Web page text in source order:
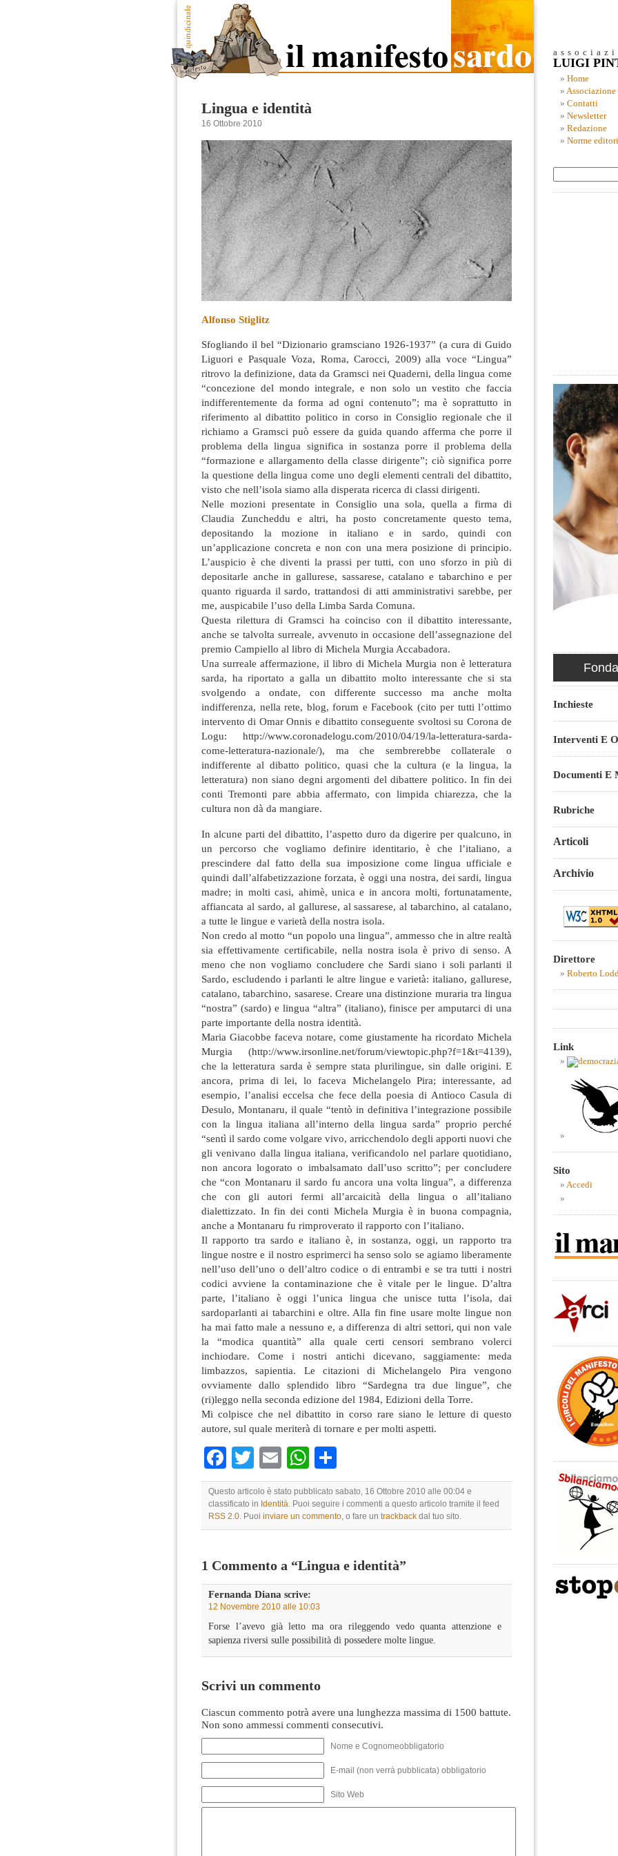
Lingua e identità
16 Ottobre 2010
Alfonso Stiglitz
Sfogliando il bel “Dizionario gramsciano 1926-1937” (a cura di Guido
Liguori e Pasquale Voza, Roma, Carocci, 2009) alla voce “Lingua”
ritrovo la definizione, data da Gramsci nei Quaderni, della lingua come
“concezione del mondo integrale, e non solo un vestito che faccia
indifferentemente da forma ad ogni contenuto”; ma è soprattutto in
riferimento al dibattito politico in corso in Consiglio regionale che il
richiamo a Gramsci può essere da guida quando afferma che porre il
problema della lingua significa in sostanza porre il problema della
“formazione e allargamento della classe dirigente”; ciò significa porre
la questione della lingua come uno degli elementi centrali del dibattito,
visto che nell’isola siamo alla disperata ricerca di classi dirigenti.
Nelle mozioni presentate in Consiglio una sola, quella a firma di
Claudia Zuncheddu e altri, ha posto concretamente questo tema,
depositando la mozione in italiano e in sardo, quindi con
un’applicazione concreta e non con una mera posizione di principio.
L’auspicio è che diventi la prassi per tutti, con uno sforzo in più di
depositarle anche in gallurese, sassarese, catalano e tabarchino e per
quanto riguarda il sardo, trattandosi di atti amministrativi sarebbe, per
me, auspicabile l’uso della Limba Sarda Comuna.
Questa rilettura di Gramsci ha coinciso con il dibattito interessante,
anche se talvolta surreale, avvenuto in occasione dell’assegnazione del
premio Campiello al libro di Michela Murgia Accabadora.
Una surreale affermazione, il libro di Michela Murgia non è letteratura
sarda, ha riportato a galla un dibattito molto interessante che si sta
svolgendo a ondate, con differente successo ma anche molta
indifferenza, nella rete, blog, forum e Facebook (cito per tutti l’ottimo
intervento di Omar Onnis e dibattito conseguente svoltosi su Corona de
Logu: http://www.coronadelogu.com/2010/04/19/la-letteratura-sarda-
come-letteratura-nazionale/), ma che sembrerebbe collaterale o
indifferente al dibatto politico, quasi che la cultura (e la lingua, la
letteratura) non siano degni argomenti del dibattere politico. In fin dei
conti Tremonti pare abbia affermato, con limpida chiarezza, che la
cultura non dà da mangiare.
In alcune parti del dibattito, l’aspetto duro da digerire per qualcuno, in
un percorso che vogliamo definire identitario, è che l’italiano, a
prescindere dal fatto della sua imposizione come lingua ufficiale e
quindi dall’alfabetizzazione forzata, è oggi una nostra, dei sardi, lingua
madre; in molti casi, ahimè, unica e in ancora molti, fortunatamente,
affiancata al sardo, al gallurese, al sassarese, al tabarchino, al catalano,
a tutte le lingue e varietà della nostra isola.
Non credo al motto “un popolo una lingua”, ammesso che in altre realtà
sia effettivamente certificabile, nella nostra isola è privo di senso. A
meno che non vogliamo concludere che Sardi siano i soli parlanti il
Sardo, escludendo i parlanti le altre lingue e varietà: italiano, gallurese,
catalano, tabarchino, sasarese. Creare una distinzione muraria tra lingua
“nostra” (sardo) e lingua “altra” (italiano), finisce per amputarci di una
parte importante della nostra identità.
Maria Giacobbe faceva notare, come giustamente ha ricordato Michela
Murgia (http://www.irsonline.net/forum/viewtopic.php?f=1&t=4139),
che la letteratura sarda è sempre stata plurilingue, sin dalle origini. E
ancora, prima di lei, lo faceva Michelangelo Pira; interessante, ad
esempio, l’analisi eccelsa che fece della poesia di Antioco Casula di
Desulo, Montanaru, il quale “tentò in definitiva l’integrazione possibile
con la lingua italiana all’interno della lingua sarda” proprio perché
“sentì il sardo come volgare vivo, arricchendolo degli apporti nuovi che
gli venivano dalla lingua italiana, verificandolo nel parlare quotidiano,
non ancora logorato o imbalsamato dall’uso scritto”; per concludere
che “con Montanaru il sardo fu ancora una volta lingua”, a differenza
che con gli autori fermi all’arcaicità della lingua o all’italiano
dialettizzato. In fin dei conti Michela Murgia è in buona compagnia,
anche a Montanaru fu rimproverato il rapporto con l’italiano.
Il rapporto tra sardo e italiano è, in sostanza, oggi, un rapporto tra
lingue nostre e il nostro esprimerci ha senso solo se agiamo liberamente
nell’uso dell’uno o dell’altro codice o di entrambi e se tra tutti i nostri
codici avviene la contaminazione che è vitale per le lingue. D’altra
parte, l’italiano è oggi l’unica lingua che unisce tutta l’isola, dai
sardoparlanti ai tabarchini e oltre. Alla fin fine usare molte lingue non
ha mai fatto male a nessuno e, a differenza di altri settori, qui non vale
la “modica quantità” alla quale certi censori sembrano volerci
inchiodare. Come i nostri antichi dicevano, saggiamente: meda
limbazzos, sapientia. Le citazioni di Michelangelo Pira vengono
ovviamente dallo splendido libro “Sardegna tra due lingue”, che
(ri)leggo nella seconda edizione del 1984, Edizioni della Torre.
Mi colpisce che nel dibattito in corso rare siano le letture di questo
autore, sul quale meriterà di tornare e per molti aspetti.
Facebook
TwitterEmailWhatsApp
Questo articolo è stato pubblicato sabato, 16 Ottobre 2010 alle 00:04 e
classificato in Identità. Puoi seguire i commenti a questo articolo tramite il feed
RSS 2.0. Puoi inviare un commento, o fare un trackback dal tuo sito.
1 Commento a “Lingua e identità”
Fernanda Diana scrive:
12 Novembre 2010 alle 10:03
Forse l’avevo già letto ma ora rileggendo vedo quanta attenzione e
sapienza riversi sulle possibilità di possedere molte lingue.
Scrivi un commento
Ciascun commento potrà avere una lunghezza massima di 1500 battute.
Non sono ammessi commenti consecutivi.
Nome e Cognomeobbligatorio
E-mail (non verrà pubblicata) obbligatorio
Sito Web
LUIGI
Home
Associazione
Contatti
Newsletter
Redazione
Norme
Inchieste
Interventi E
Documenti E
Rubriche
Articoli
Archivio
Direttore
Roberto
Link
Sito
Accedi